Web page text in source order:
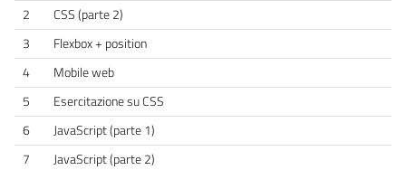
2
CSS (parte 2)
3
Flexbox + position
4
Mobile web
5
Esercitazione su CSS
6
JavaScript (parte 1)
7
JavaScript (parte 2)